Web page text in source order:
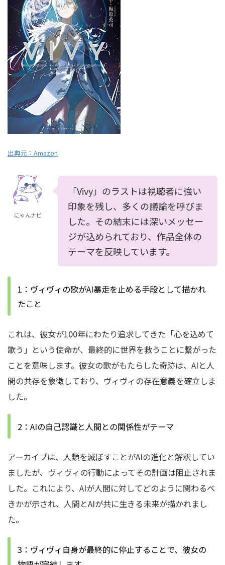
出典元： Amazon
にゃんナビ
「Vivy」のラストは視聴者に強い
印象を残し、多くの議論を呼びま
した。その結末には深いメッセー
ジが込められており、作品全体の
テーマを反映しています。
1：ヴィヴィの歌がAI暴走を止める手段として描かれ
たこと
これは、彼女が100年にわたり追求してきた「心を込めて
歌う」という使命が、最終的に世界を救うことに繋がった
ことを意味します。彼女の歌がもたらした奇跡は、AIと人
間の共存を象徴しており、ヴィヴィの存在意義を確立しま
した。
2：AIの自己認識と人間との関係性がテーマ
アーカイブは、人類を滅ぼすことがAIの進化と解釈してい
ましたが、ヴィヴィの行動によってその計画は阻止されま
した。これにより、AIが人間に対してどのように関わるべ
きかが示され、人間とAIが共に生きる未来が描かれまし
た。
3：ヴィヴィ自身が最終的に停止することで、彼女の